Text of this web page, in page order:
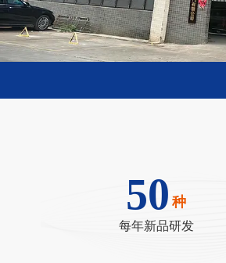
50 种
每年新品研发